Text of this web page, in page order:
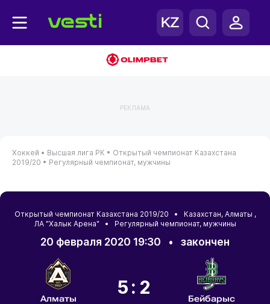
РЕКЛАМА
Хоккей • Высшая лига РК • Открытый чемпионат Казахстана
2019/20 • Регулярный чемпионат, мужчины
Открытый чемпионат Казахстана 2019/20 • Казахстан, Алматы ,
ЛА "Халык Арена" • Регулярный чемпионат, мужчины
20 февраля 2020 19:30 • закончен
Алматы
5:2
Бейбарыс